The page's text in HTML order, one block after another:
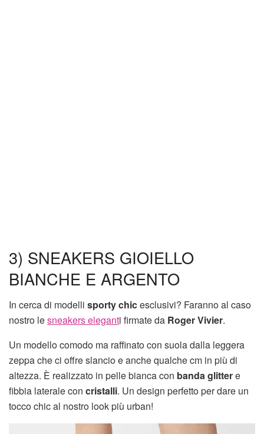
3) SNEAKERS GIOIELLO
BIANCHE E ARGENTO
In cerca di modelli sporty chicesclusivi? Faranno al caso
nostro lesneakers eleganti firmate da Roger Vivier.
Un modello comodo ma raffinato con suola dalla leggera
zeppa che ci offre slancio e anche qualche cm in più di
altezza. È realizzato in pelle bianca con banda glittere
fibbia laterale con cristalli. Un design perfetto per dare un
tocco chic al nostro look più urban!